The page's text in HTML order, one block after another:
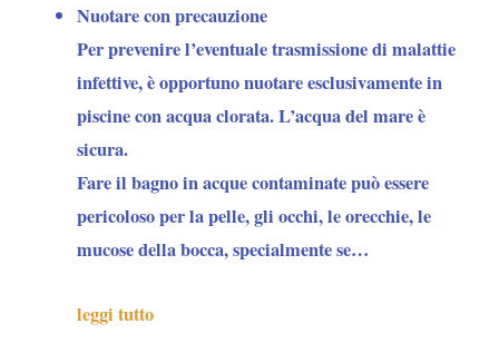
Nuotare con precauzione
Perprevenire l’eventuale trasmissione di malattie
infettive, è opportuno nuotare esclusivamente in
piscine con acqua clorata. L’acqua del mare è
sicura.
Fare il bagno in acque contaminate può essere
pericoloso per la pelle, gli occhi, le orecchie, le
mucose della bocca, specialmente se…
leggi tutto